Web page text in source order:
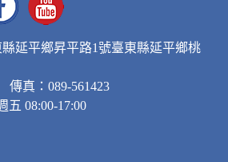
延平鄉昇平路1號臺東縣延平鄉桃
真：089-561423
五 08:00-17:00